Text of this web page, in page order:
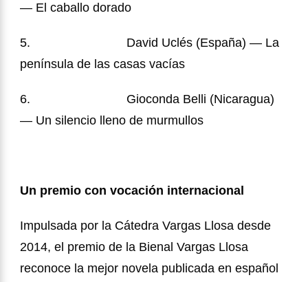
— El caballo dorado
5. David Uclés (España) — La
península de las casas vacías
6. Gioconda Belli (Nicaragua)
— Un silencio lleno de murmullos
Un premio con vocación internacional
Impulsada por la Cátedra Vargas Llosa desde
2014, el premio de la Bienal Vargas Llosa
reconoce la mejor novela publicada en español